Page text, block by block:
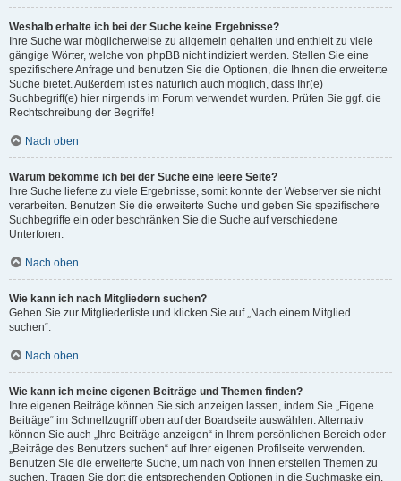
Weshalb erhalte ich bei der Suche keine Ergebnisse?
Ihre Suche war möglicherweise zu allgemein gehalten und enthielt zu viele
gängige Wörter, welche von phpBB nicht indiziert werden. Stellen Sie eine
spezifischere Anfrage und benutzen Sie die Optionen, die Ihnen die erweiterte
Suche bietet. Außerdem ist es natürlich auch möglich, dass Ihr(e)
Suchbegriff(e) hier nirgends im Forum verwendet wurden. Prüfen Sie ggf. die
Rechtschreibung der Begriffe!
Nach oben
Warum bekomme ich bei der Suche eine leere Seite?
Ihre Suche lieferte zu viele Ergebnisse, somit konnte der Webserver sie nicht
verarbeiten. Benutzen Sie die erweiterte Suche und geben Sie spezifischere
Suchbegriffe ein oder beschränken Sie die Suche auf verschiedene
Unterforen.
Nach oben
Wie kann ich nach Mitgliedern suchen?
Gehen Sie zur Mitgliederliste und klicken Sie auf „Nach einem Mitglied
suchen“.
Nach oben
Wie kann ich meine eigenen Beiträge und Themen finden?
Ihre eigenen Beiträge können Sie sich anzeigen lassen, indem Sie „Eigene
Beiträge“ im Schnellzugriff oben auf der Boardseite auswählen. Alternativ
können Sie auch „Ihre Beiträge anzeigen“ in Ihrem persönlichen Bereich oder
„Beiträge des Benutzers suchen“ auf Ihrer eigenen Profilseite verwenden.
Benutzen Sie die erweiterte Suche, um nach von Ihnen erstellen Themen zu
suchen. Tragen Sie dort die entsprechenden Optionen in die Suchmaske ein.